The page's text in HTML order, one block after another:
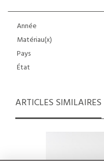
Année
Matériau(x)
Pays
État
ARTICLES SIMILAIRES